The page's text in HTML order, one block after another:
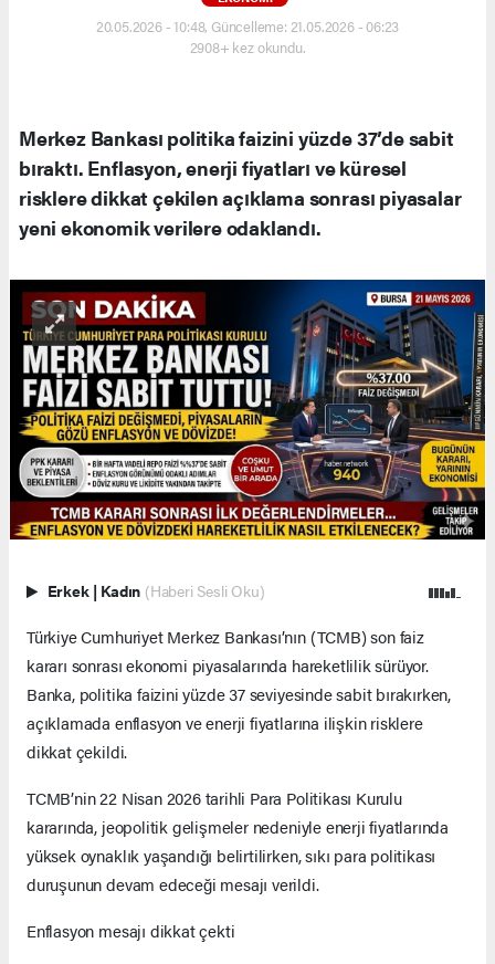
20.05.2026 - 10:48, Güncelleme: 21.05.2026 - 06:23
2908+ kez okundu.
Merkez Bankası politika faizini yüzde 37’de sabit
bıraktı. Enflasyon, enerji fiyatları ve küresel
risklere dikkat çekilen açıklama sonrası piyasalar
yeni ekonomik verilere odaklandı.
Erkek | Kadın (Haberi Sesli Oku)
Türkiye Cumhuriyet Merkez Bankası’nın (TCMB) son faiz
kararı sonrası ekonomi piyasalarında hareketlilik sürüyor.
Banka, politika faizini yüzde 37 seviyesinde sabit bırakırken,
açıklamada enflasyon ve enerji fiyatlarına ilişkin risklere
dikkat çekildi.
TCMB’nin 22 Nisan 2026 tarihli Para Politikası Kurulu
kararında, jeopolitik gelişmeler nedeniyle enerji fiyatlarında
yüksek oynaklık yaşandığı belirtilirken, sıkı para politikası
duruşunun devam edeceği mesajı verildi.
Enflasyon mesajı dikkat çekti